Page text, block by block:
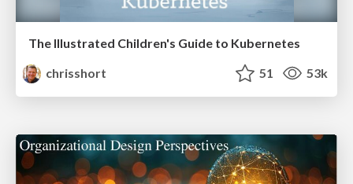
The Illustrated Children's Guide to Kubernetes
chrisshort
51 53k